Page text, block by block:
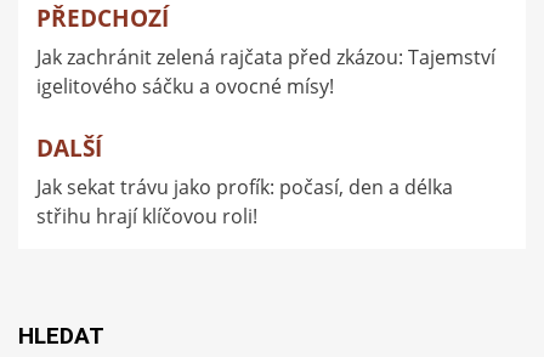
Navigace
pro
příspěvek
PŘEDCHOZÍ
Jak zachránit zelená rajčata před zkázou: Tajemství
igelitového sáčku a ovocné mísy!
DALŠÍ
Jak sekat trávu jako profík: počasí, den a délka
střihu hrají klíčovou roli!
HLEDAT